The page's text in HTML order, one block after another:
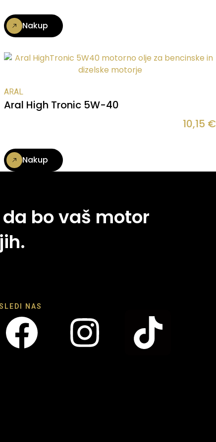
Nakup
ARAL
Aral High Tronic 5W-40
10,15 €
Nakup
bo vaš motor
NAS